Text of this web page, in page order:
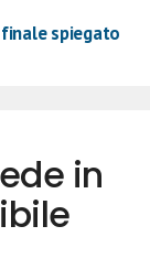
spiegato
in